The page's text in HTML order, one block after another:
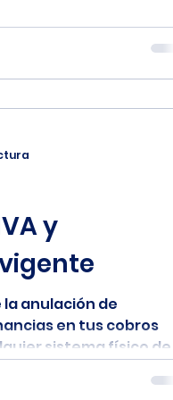
y
anulación de
en tus cobros
sistema físico de...